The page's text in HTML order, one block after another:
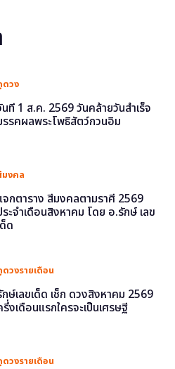
ดวง
ที่ 1 ส.ค. 2569 วันคล้ายวันสำเร็จ
รรคผลพระโพธิสัตว์กวนอิม
งคล
จกตาราง สีมงคลตามราศี 2569
ระจำเดือนสิงหาคม โดย อ.รักษ์ เลข
ด
ดวงรายเดือน
กษ์เลขเด็ด เช็ก ดวงสิงหาคม 2569
รึ่งเดือนแรกใครจะเป็นเศรษฐี
ดวงรายเดือน